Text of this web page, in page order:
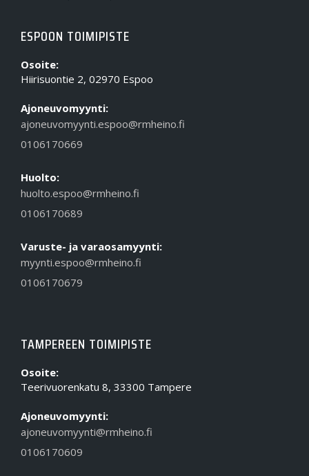
ESPOON TOIMIPISTE
Osoite:
Hiirisuontie 2, 02970 Espoo
Ajoneuvomyynti:
ajoneuvomyynti.espoo@rmheino.fi
0106170669
Huolto:
huolto.espoo@rmheino.fi
0106170689
Varuste- ja varaosamyynti:
myynti.espoo@rmheino.fi
0106170679
TAMPEREEN TOIMIPISTE
Osoite:
Teerivuorenkatu 8, 33300 Tampere
Ajoneuvomyynti:
ajoneuvomyynti@rmheino.fi
0106170609